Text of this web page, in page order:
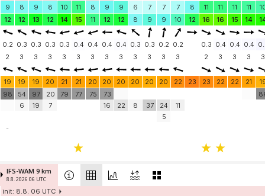
9
8 9 8 10 11 8 9 9 6 7 7 7 8 11 11 11 11
12
12 13 12 14 15 11 12 12 8 9 9 10 12 16 16 15 14
0.2 0.3 0.3 0.3 0.3 0.4 0.4 0.4 0.4 0.3 0.3 0.2 0.2 0.3 0.4 0.4 0.4
2
3 3 3 3 3 3 3 3 3 3 3 3 2 3 3 3 3
19 19 19 20 21 21 20 20 20 20 20 20 22 23 23 22 22 21
98
54
6
97
19
20
7
79 77 75
73
16
22 8 37
24
5
11
-
IFS-WAM 9 km
8.8. 2026 06 UTC
init: 8.8. 06 UTC